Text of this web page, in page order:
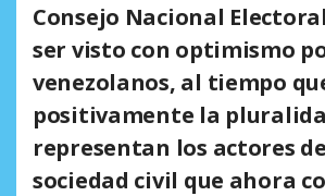
Consejo Nacional
ser visto con optimismo
venezolanos, al tiempo
positivamente la
representan los actores
sociedad civil que ahora